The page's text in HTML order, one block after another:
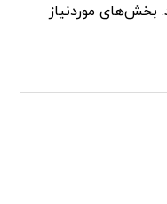
بخش‌های موردنیاز